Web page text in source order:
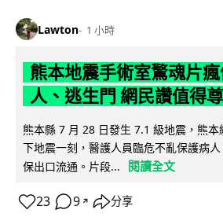
Lawton 1 小時
熊本地震手術室驚魂片
人、逃生門 網民讚值得
熊本縣 7 月 28 日發生 7.1 級地震，熊
下地震一刻，醫護人員臨危不亂保護病
保出口流通。片段...
閱讀全文
23 9 ↗ 分享